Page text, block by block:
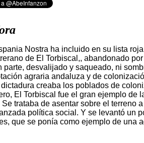
Nostra ha incluido en su lista
de El Torbiscal,, abandonado
parte, desvalijado y saqueado, ni
agraria andaluza y de
creaba los poblados de
El Torbiscal fue el gran ejemplo de
trataba de asentar sobre el terreno
política social. Y se levantó un
que se ponía como ejemplo de una